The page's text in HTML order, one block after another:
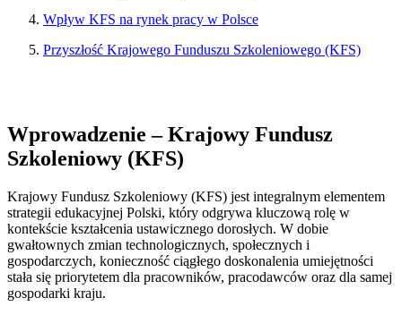
Wpływ KFS na rynek pracy w Polsce
Przyszłość Krajowego Funduszu Szkoleniowego (KFS)
Wprowadzenie – Krajowy Fundusz
Szkoleniowy (KFS)
Krajowy Fundusz Szkoleniowy (KFS) jest integralnym elementem
strategii edukacyjnej Polski, który odgrywa kluczową rolę w
kontekście kształcenia ustawicznego dorosłych. W dobie
gwałtownych zmian technologicznych, społecznych i
gospodarczych, konieczność ciągłego doskonalenia umiejętności
stała się priorytetem dla pracowników, pracodawców oraz dla samej
gospodarki kraju.